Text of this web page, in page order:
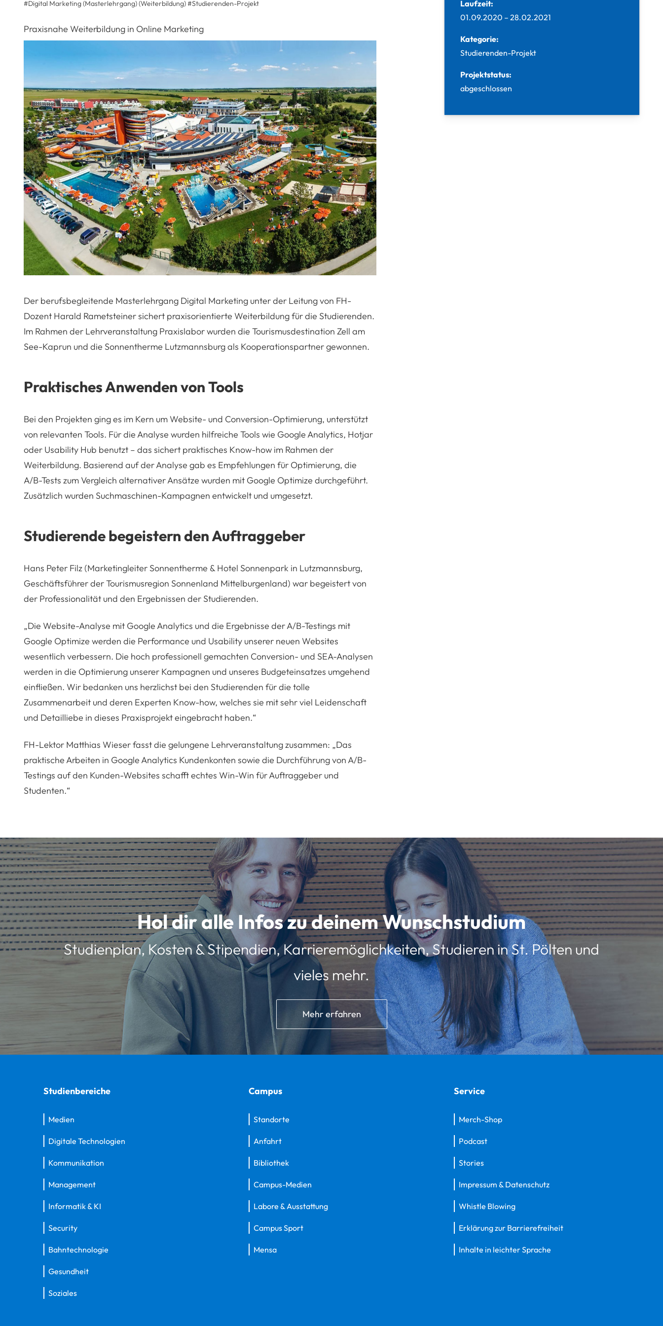
Laufzeit:
01.09.2020 –28.02.2021
Kategorie:
Studierenden-Projekt
Projektstatus:
abgeschlossen
#Digital Marketing (Masterlehrgang) (Weiterbildung)#Studierenden-Projekt
Praxisnahe Weiterbildung in Online Marketing
Der berufsbegleitende Masterlehrgang Digital Marketing unter der Leitung von FH-
Dozent Harald Rametsteiner sichert praxisorientierte Weiterbildung für die Studierenden.
Im Rahmen der Lehrveranstaltung Praxislabor wurden die Tourismusdestination Zell am
See-Kaprun und die Sonnentherme Lutzmannsburg als Kooperationspartner gewonnen.
Praktisches Anwenden von Tools
Bei den Projekten ging es im Kern um Website- und Conversion-Optimierung, unterstützt
von relevanten Tools. Für die Analyse wurden hilfreiche Tools wie Google Analytics, Hotjar
oder Usability Hub benutzt – das sichert praktisches Know-how im Rahmen der
Weiterbildung. Basierend auf der Analyse gab es Empfehlungen für Optimierung, die
A/B-Tests zum Vergleich alternativer Ansätze wurden mit Google Optimize durchgeführt.
Zusätzlich wurden Suchmaschinen-Kampagnen entwickelt und umgesetzt.
Studierende begeistern den Auftraggeber
Hans Peter Filz (Marketingleiter Sonnentherme & Hotel Sonnenpark in Lutzmannsburg,
Geschäftsführer der Tourismusregion Sonnenland Mittelburgenland) war begeistert von
der Professionalität und den Ergebnissen der Studierenden.
„Die Website-Analyse mit Google Analytics und die Ergebnisse der A/B-Testings mit
Google Optimize werden die Performance und Usability unserer neuen Websites
wesentlich verbessern. Die hoch professionell gemachten Conversion- und SEA-Analysen
werden in die Optimierung unserer Kampagnen und unseres Budgeteinsatzes umgehend
einfließen. Wir bedanken uns herzlichst bei den Studierenden für die tolle
Zusammenarbeit und deren Experten Know-how, welches sie mit sehr viel Leidenschaft
und Detailliebe in dieses Praxisprojekt eingebracht haben.“
FH-Lektor Matthias Wieser fasst die gelungene Lehrveranstaltung zusammen: „Das
praktische Arbeiten in Google Analytics Kundenkonten sowie die Durchführung von A/B-
Testings auf den Kunden-Websites schafft echtes Win-Win für Auftraggeber und
Studenten.“
Hol dir alle Infos zu deinem Wunschstudium
Studienplan, Kosten & Stipendien, Karrieremöglichkeiten, Studieren in St. Pölten und
vieles mehr.
Mehr erfahren
Studienbereiche
Medien
Digitale Technologien
Kommunikation
Management
Informatik & KI
Security
Bahntechnologie
Gesundheit
Soziales
Campus
Standorte
Anfahrt
Bibliothek
Campus-Medien
Labore & Ausstattung
Campus Sport
Mensa
Service
Merch-Shop
Podcast
Stories
Impressum & Datenschutz
Whistle Blowing
Erklärung zur Barrierefreiheit
Inhalte in leichter Sprache